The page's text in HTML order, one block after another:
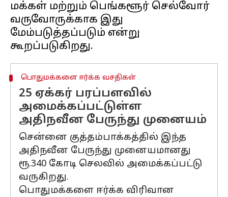
மக்கள் மற்றும் பெங்களூர் செல்வோர்
வருவோருக்காக இது
மேம்படுத்தப்படும் என்று
பொதுமக்களை ஈர்க்க வசதிகள்
25 ஏக்கர் பரப்பளவில்
அமைக்கப்பட்டுள்ள
அதிநவீன பேருந்து முனையம்
சென்னை குத்தம்பாக்கத்தில் இந்த
அதிநவீன பேருந்து முனையமானது
ரூ.340 கோடி செலவில் அமைக்கப்பட்டு
வருகிறது.
பொதுமக்களை ஈர்க்க விரிவான